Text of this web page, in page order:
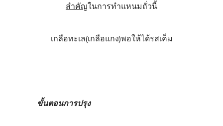
สำคัญในการทำแหนมถั่วนี้
เกลือทะเล(เกลือแกง)พอให้ได้รสเค็ม
ขั้นตอนการปรุง